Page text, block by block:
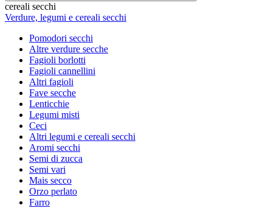
cereali secchi
Verdure, legumi e cereali secchi
Pomodori secchi
Altre verdure secche
Fagioli borlotti
Fagioli cannellini
Altri fagioli
Fave secche
Lenticchie
Legumi misti
Ceci
Altri legumi e cereali secchi
Aromi secchi
Semi di zucca
Semi vari
Mais secco
Orzo perlato
Farro